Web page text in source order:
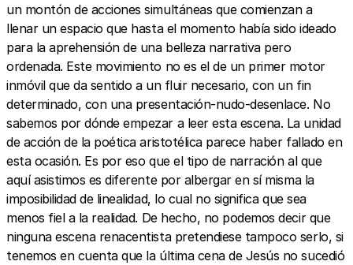
un montón de acciones simultáneas que comienzan a
llenar un espacio que hasta el momento había sido ideado
para la aprehensión de una belleza narrativa pero
ordenada. Este movimiento no es el de un primer motor
inmóvil que da sentido a un fluir necesario, con un fin
determinado, con una presentación-nudo-desenlace. No
sabemos por dónde empezar a leer esta escena. La unidad
de acción de la poética aristotélica parece haber fallado en
esta ocasión. Es por eso que el tipo de narración al que
aquí asistimos es diferente por albergar en sí misma la
imposibilidad de linealidad, lo cual no significa que sea
menos fiel a la realidad. De hecho, no podemos decir que
ninguna escena renacentista pretendiese tampoco serlo, si
tenemos en cuenta que la última cena de Jesús no sucedió